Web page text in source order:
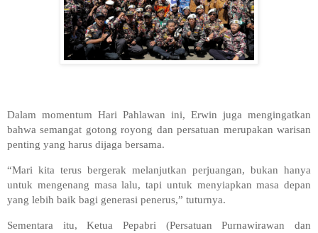
Dalam momentum Hari Pahlawan ini, Erwin juga mengingatkan
bahwa semangat gotong royong dan persatuan merupakan warisan
penting yang harus dijaga bersama.
“Mari kita terus bergerak melanjutkan perjuangan, bukan hanya
untuk mengenang masa lalu, tapi untuk menyiapkan masa depan
yang lebih baik bagi generasi penerus,” tuturnya.
Sementara itu, Ketua Pepabri (Persatuan Purnawirawan dan